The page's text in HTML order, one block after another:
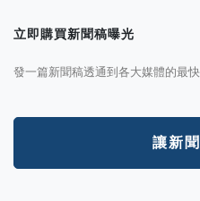
立即購買新聞稿曝光
發一篇新聞稿透通到各大媒體的最
讓新